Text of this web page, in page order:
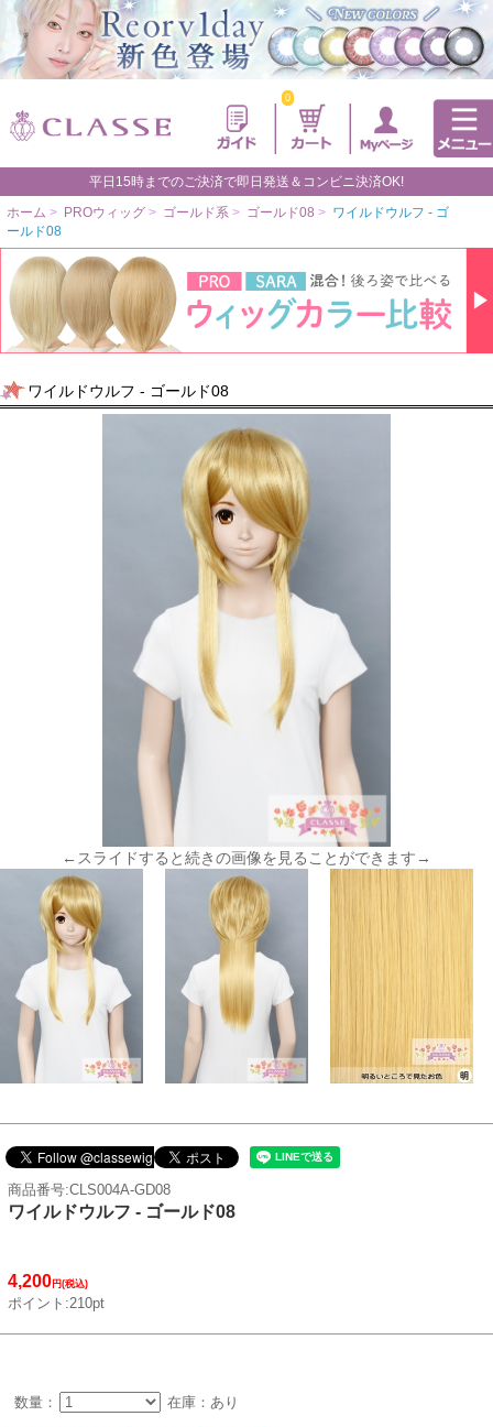
0
平日15時までのご決済で即日発送＆コンビニ決済OK!
ホーム > PROウィッグ > ゴールド系 > ゴールド08 > ワイルドウルフ - ゴ
ールド08
ワイルドウルフ - ゴールド08
←スライドすると続きの画像を見ることができます→
商品番号:CLS004A-GD08
ワイルドウルフ - ゴールド08
4,200円(税込)
ポイント:210pt
数量： 在庫：あり